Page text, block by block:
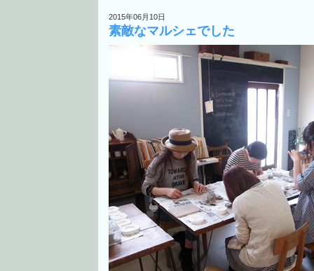
2015年06月10日
素敵なマルシェでした